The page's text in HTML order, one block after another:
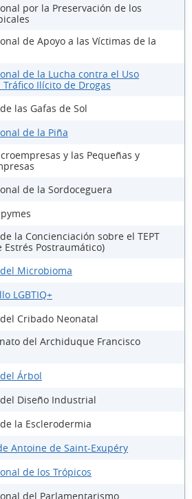
por la Preservación de los
de Apoyo a las Víctimas de la
de la Lucha contra el Uso
Ilícito de Drogas
las Gafas de Sol
de la Piña
y las Pequeñas y
de la Sordoceguera
la Concienciación sobre el TEPT
Estrés Postraumático)
Microbioma
LGBTIQ+
Cribado Neonatal
del Archiduque Francisco
Árbol
Diseño Industrial
la Esclerodermia
Antoine de Saint-Exupéry
de los Trópicos
del Parlamentarismo